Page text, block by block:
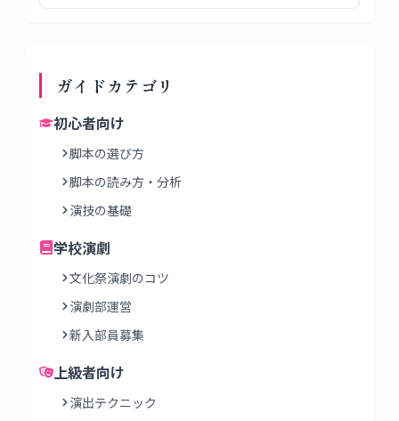
ガイドカテゴリ
初心者向け
脚本の選び方
脚本の読み方・分析
演技の基礎
学校演劇
文化祭演劇のコツ
演劇部運営
新入部員募集
上級者向け
演出テクニック